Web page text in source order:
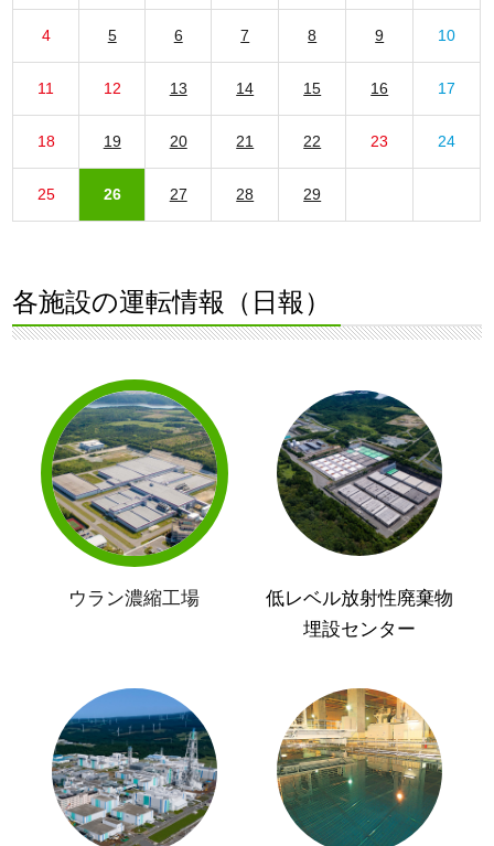
4 5 6 7 8 9 10
11 12 13 14 15 16 17
18 19 20 21 22 23 24
25 26 27 28 29
各施設の運転情報（日報）
ウラン濃縮工場
低レベル放射性廃棄物
埋設センター